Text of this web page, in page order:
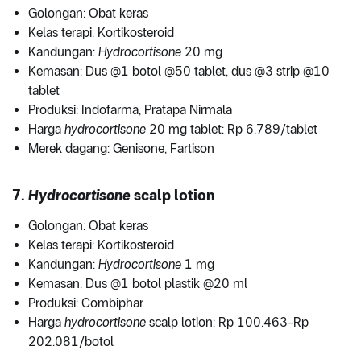
Golongan: Obat keras
Kelas terapi: Kortikosteroid
Kandungan: Hydrocortisone 20 mg
Kemasan: Dus @1 botol @50 tablet, dus @3 strip @10
tablet
Produksi: Indofarma, Pratapa Nirmala
Harga hydrocortisone 20 mg tablet: Rp 6.789/tablet
Merek dagang: Genisone, Fartison
7. Hydrocortisonescalp lotion
Golongan: Obat keras
Kelas terapi: Kortikosteroid
Kandungan: Hydrocortisone 1 mg
Kemasan: Dus @1 botol plastik @20 ml
Produksi: Combiphar
Harga hydrocortisone scalp lotion: Rp 100.463-Rp
202.081/botol